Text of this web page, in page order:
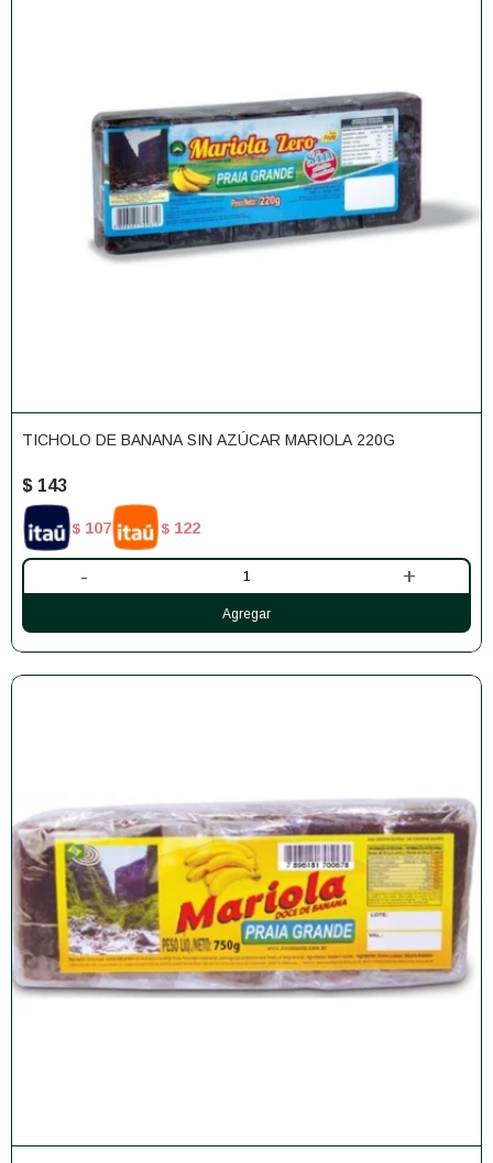
TICHOLO DE BANANA SIN AZÚCAR MARIOLA 220G
$ 143
$ 107 $ 122
- +